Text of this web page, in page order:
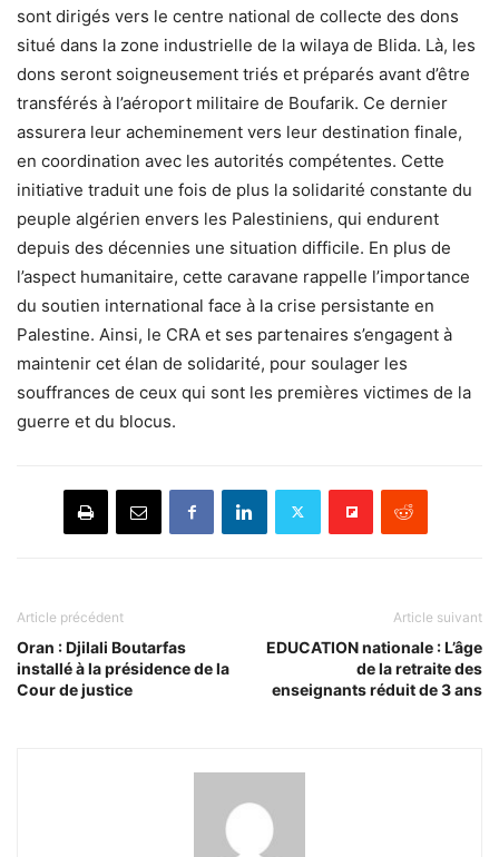
sont dirigés vers le centre national de collecte des dons
situé dans la zone industrielle de la wilaya de Blida. Là, les
dons seront soigneusement triés et préparés avant d’être
transférés à l’aéroport militaire de Boufarik. Ce dernier
assurera leur acheminement vers leur destination finale,
en coordination avec les autorités compétentes. Cette
initiative traduit une fois de plus la solidarité constante du
peuple algérien envers les Palestiniens, qui endurent
depuis des décennies une situation difficile. En plus de
l’aspect humanitaire, cette caravane rappelle l’importance
du soutien international face à la crise persistante en
Palestine. Ainsi, le CRA et ses partenaires s’engagent à
maintenir cet élan de solidarité, pour soulager les
souffrances de ceux qui sont les premières victimes de la
guerre et du blocus.
Article précédent
Oran : Djilali Boutarfas
installé à la présidence de la
Cour de justice
Article suivant
EDUCATION nationale : L’âge
de la retraite des
enseignants réduit de 3 ans